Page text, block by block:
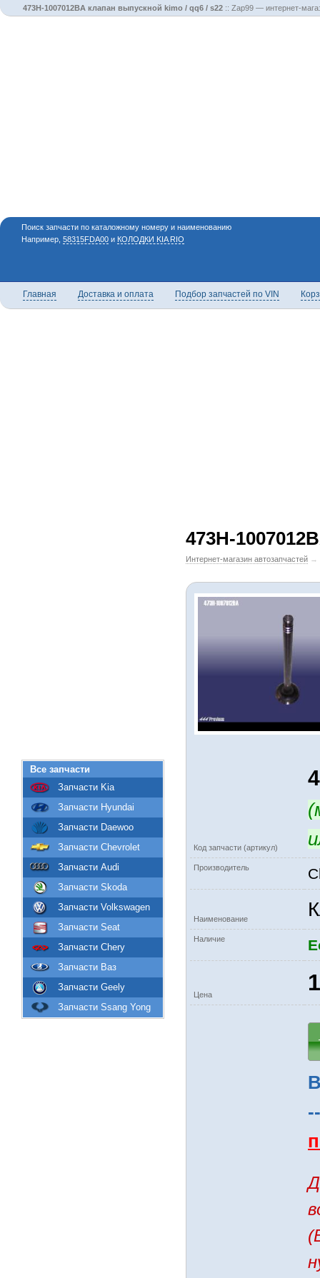
473H-1007012BA клапан выпускной kimo / qq6 / s22 :: Zap99 — интернет-
Поиск запчасти по каталожному номеру и наименованию
Например, 58315FDA00 и КОЛОДКИ KIA RIO
Главная Доставка и оплата Подбор запчастей по VIN
473H-
Интернет-магазин автозапчастей →
Код запчасти (артикул)
Производитель
Наименование
Наличие
Цена
Все запчасти
Запчасти Kia
Запчасти Hyundai
Запчасти Daewoo
Запчасти Chevrolet
Запчасти Audi
Запчасти Skoda
Запчасти Volkswagen
Запчасти Seat
Запчасти Chery
Запчасти Ваз
Запчасти Geely
Запчасти Ssang Yong